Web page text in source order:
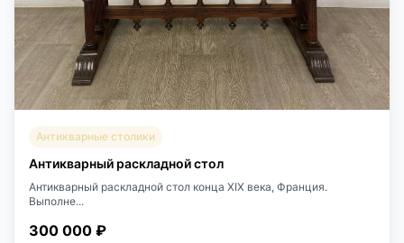
Антикварные столики
Антикварный раскладной стол
Антикварный раскладной стол конца XIX века, Франция.
Выполне...
300 000 ₽